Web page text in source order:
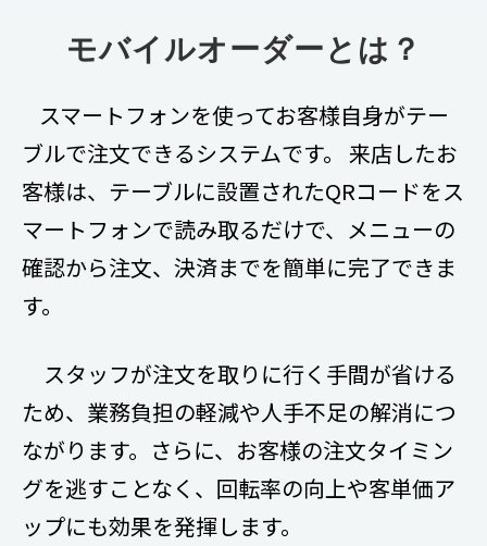
モバイルオーダーとは？
スマートフォンを使ってお客様自身がテー
ブルで注文できるシステムです。 来店したお
客様は、テーブルに設置されたQRコードをス
マートフォンで読み取るだけで、メニューの
確認から注文、決済までを簡単に完了できま
す。
スタッフが注文を取りに行く手間が省ける
ため、業務負担の軽減や人手不足の解消につ
ながります。さらに、お客様の注文タイミン
グを逃すことなく、回転率の向上や客単価ア
ップにも効果を発揮します。